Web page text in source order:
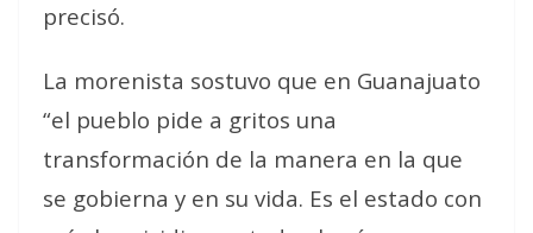
precisó.
La morenista sostuvo que en Guanajuato
“el pueblo pide a gritos una
transformación de la manera en la que
se gobierna y en su vida. Es el estado con